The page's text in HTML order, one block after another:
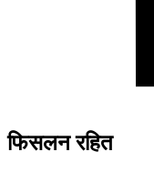
फिसलन रहित